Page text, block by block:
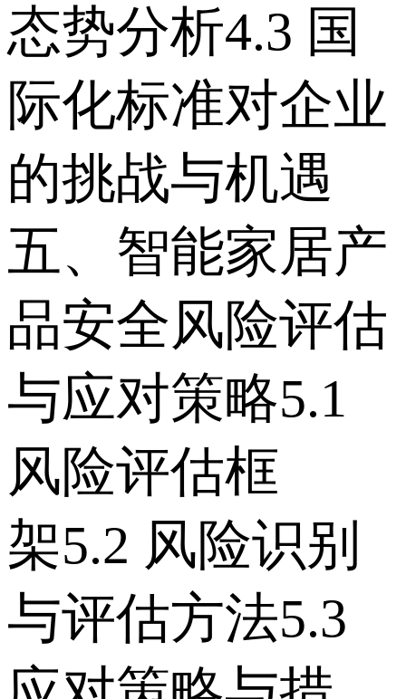
态势分析 4.3 国
际化标准对企业
的挑战与机遇
五、智能家居产
品安全风险评估
与应对策略 5.1
风险评估框
架 5.2 风险识别
与评估方法 5.3